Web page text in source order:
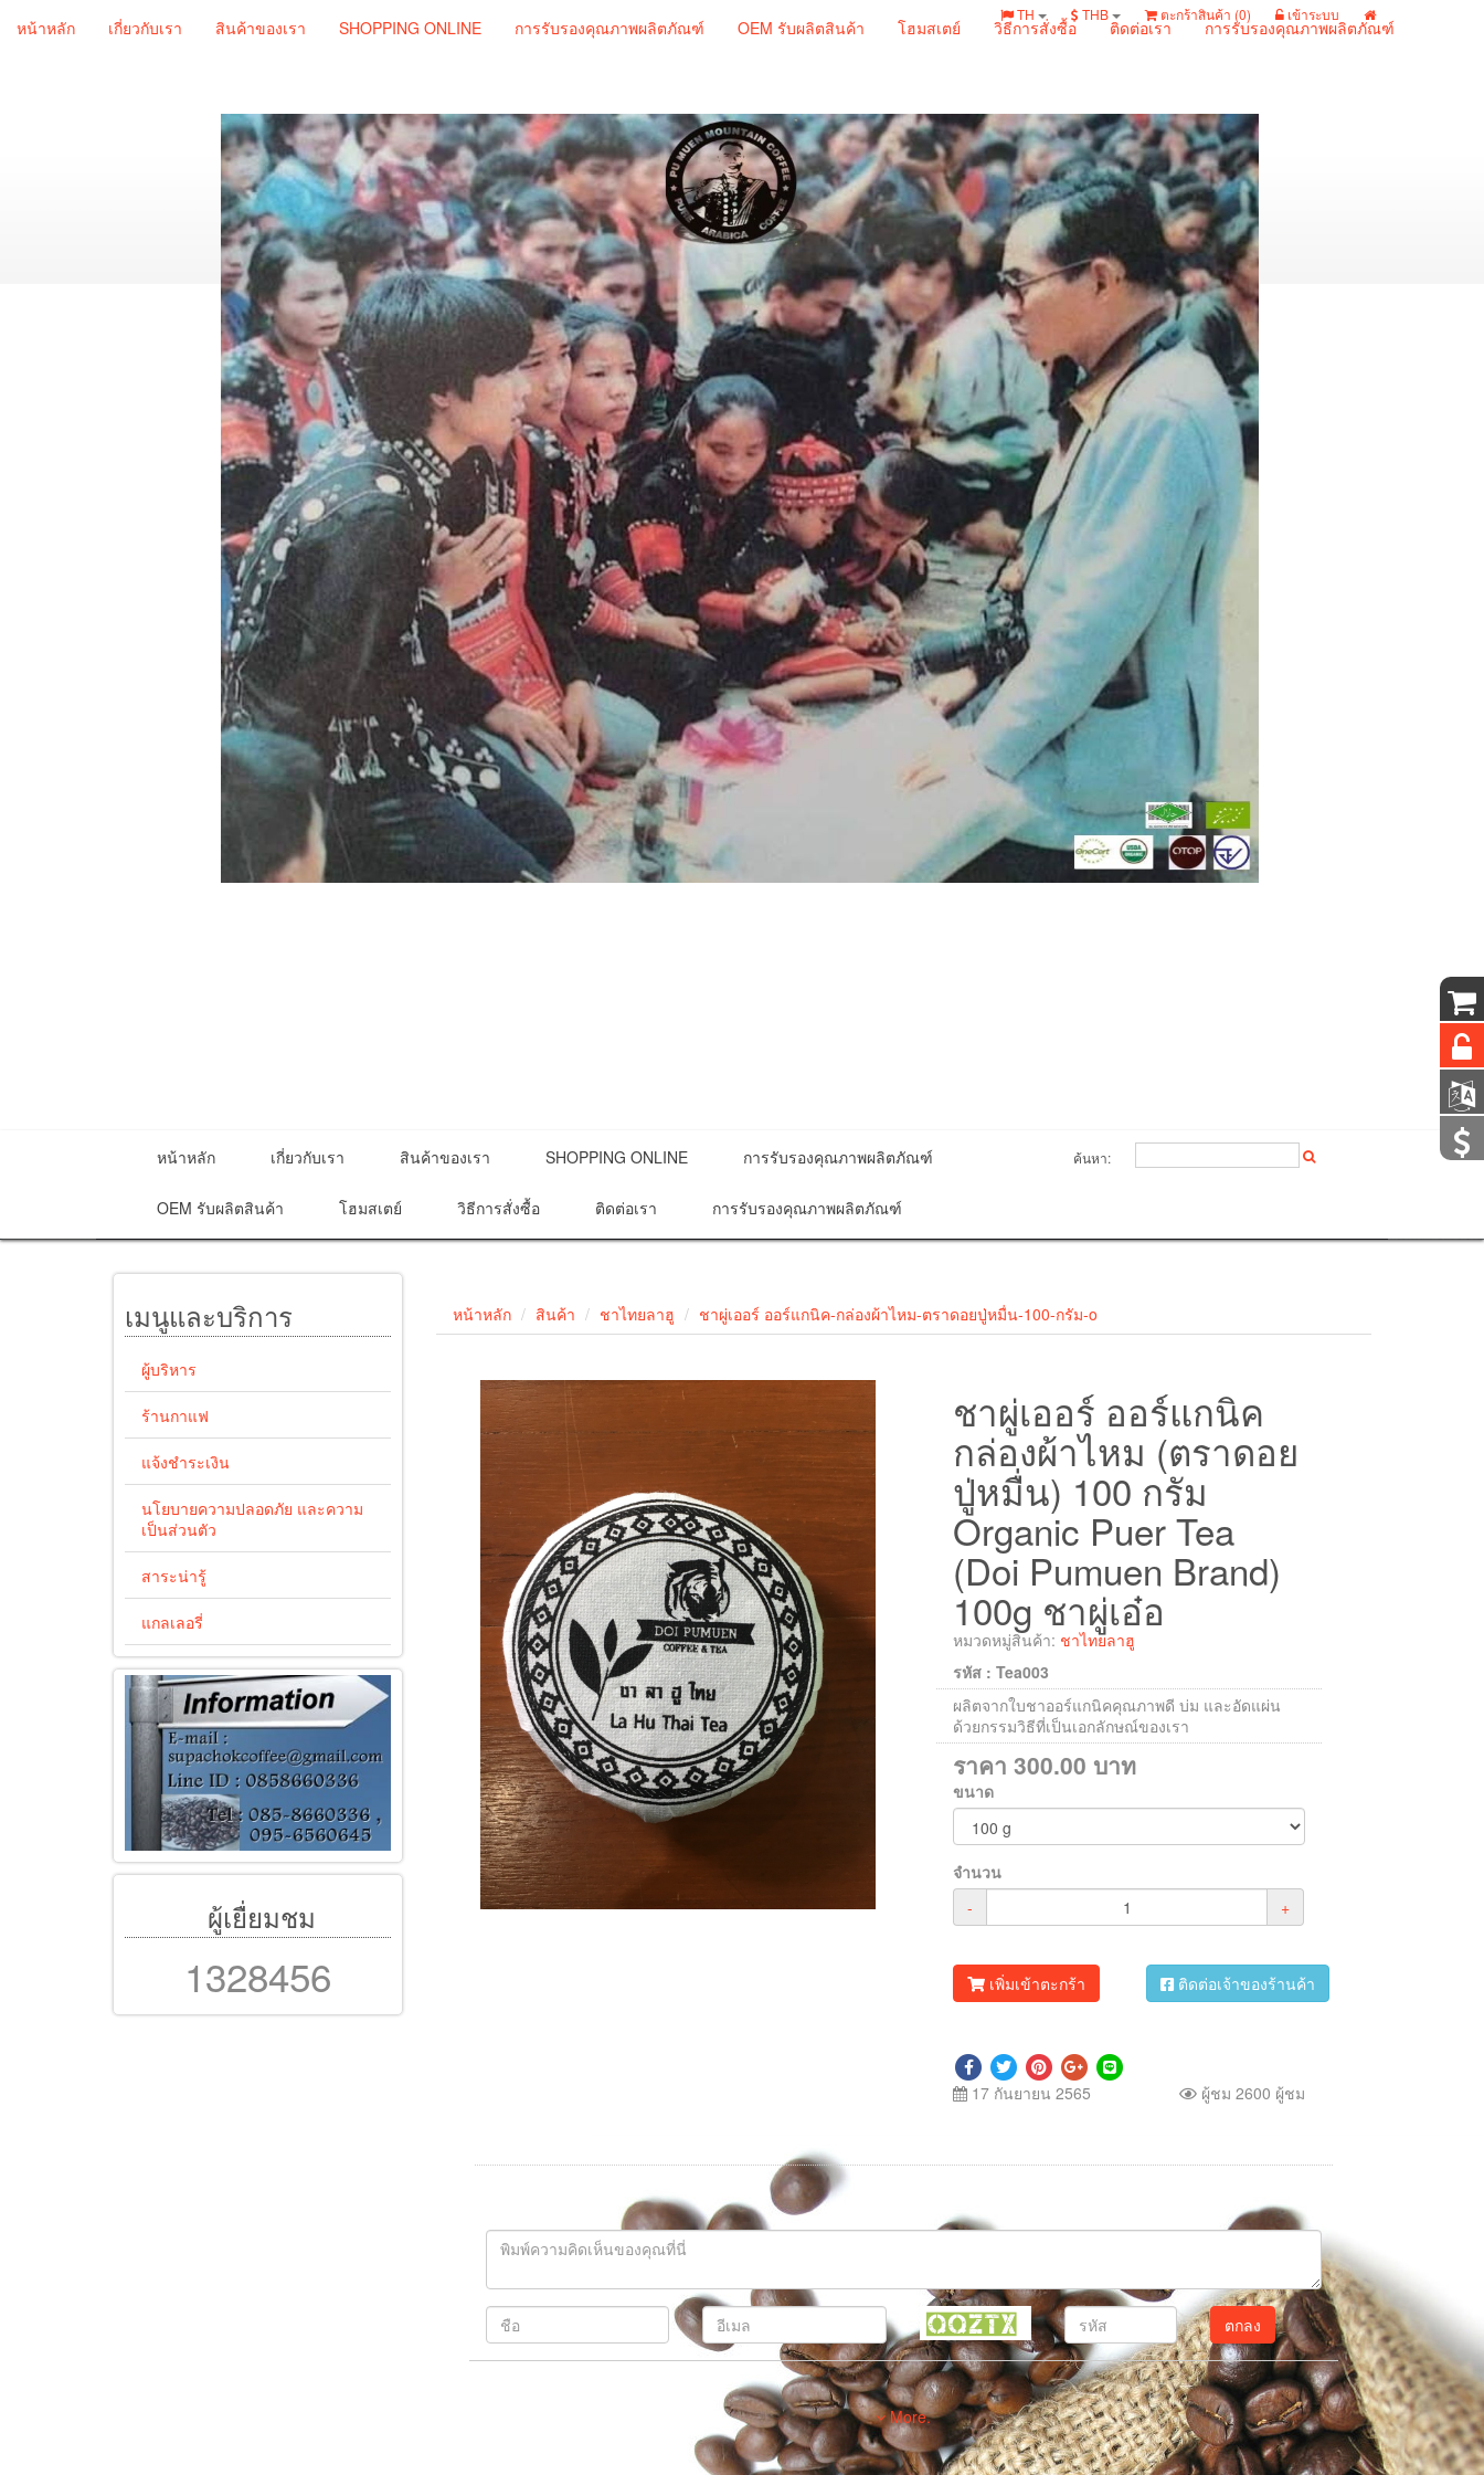
เข้าระบบ
ตะกร้าสินค้า (0)
THB
TH
หน้าหลัก เกี่ยวกับเรา สินค้าของเรา SHOPPING ONLINE การรับรองคุณภาพผลิตภัณฑ์ OEM รับผลิตสินค้า โฮมสเตย์ วิธีการสั่งซื้อ ติดต่อเรา การรับรองคุณภาพผลิตภัณฑ์
หน้าหลัก เกี่ยวกับเรา สินค้าของเรา SHOPPING ONLINE การรับรองคุณภาพผลิตภัณฑ์
OEM รับผลิตสินค้า โฮมสเตย์ วิธีการสั่งซื้อ ติดต่อเรา การรับรองคุณภาพผลิตภัณฑ์
ค้นหา:
เมนูและบริการ
ผู้บริหาร
ร้านกาแฟ
แจ้งชำระเงิน
นโยบายความปลอดภัย และความ
เป็นส่วนตัว
สาระน่ารู้
แกลเลอรี่
ผู้เยื่ยมชม
1328456
หน้าหลัก สินค้า ชาไทยลาฮู ชาผู่เออร์ ออร์แกนิค-กล่องผ้าไหม-ตราดอยปู่หมื่น-100-กรัม-o
ชาผู่เออร์ ออร์แกนิค
กล่องผ้าไหม (ตราดอย
ปู่หมื่น) 100 กรัม
Organic Puer Tea
(Doi Pumuen Brand)
100g ชาผู่เอ๋อ
หมวดหมู่สินค้า: ชาไทยลาฮู
รหัส : Tea003
ผลิตจากใบชาออร์แกนิคคุณภาพดี บ่ม และอัดแผ่น
ด้วยกรรมวิธีที่เป็นเอกลักษณ์ของเรา
ราคา300.00 บาท
ขนาด
จำนวน
-
+
เพิ่มเข้าตะกร้า ติดต่อเจ้าของร้านค้า
17 กันยายน 2565 ผู้ชม 2600 ผู้ชม
ตกลง
More.